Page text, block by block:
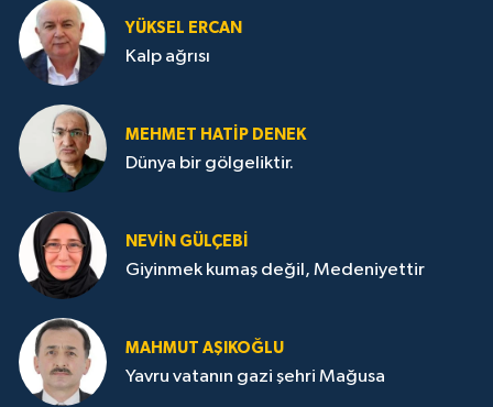
YÜKSEL ERCAN
Kalp ağrısı
MEHMET HATİP DENEK
Dünya bir gölgeliktir.
NEVİN GÜLÇEBİ
Giyinmek kumaş değil, Medeniyettir
MAHMUT AŞIKOĞLU
Yavru vatanın gazi şehri Mağusa